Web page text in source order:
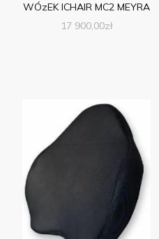
WÓzEK ICHAIR MC2 MEYRA
17 900,00zł